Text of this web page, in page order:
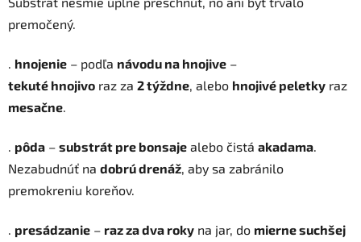
premočený.
hnojenie – podľa návodu na hnojive –
tekuté hnojivo raz za 2 týždne , alebo hnojivé peletky raz
mesačne
pôda – substrát pre bonsaje alebo čistá akadama
Nezabudnúť na dobrú drenáž , aby sa zabránilo
premokreniu koreňov.
presádzanie – raz za dva roky na jar, do mierne suchšej